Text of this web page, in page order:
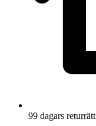
99 dagars returrätt